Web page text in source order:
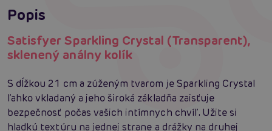
Popis
Satisfyer Sparkling Crystal (Transparent),
sklenený análny kolík
S dĺžkou 21 cm a zúženým tvarom je Sparkling Crystal
ľahko vkladaný a jeho široká základňa zaisťuje
bezpečnosť počas vašich intímnych chvíľ. Užite si
hladkú textúru na jednej strane a drážky na druhej